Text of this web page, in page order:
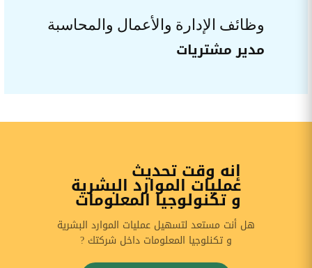
وظائف الإدارة والأعمال والمحاسبة
مدير مشتريات
إنه وقت تحديث
عمليات الموارد البشرية
و تكنولوجيا المعلومات
هل أنت مستعد لتسهيل عمليات الموارد البشرية
و تكنلوجيا المعلومات داخل شركتك ?